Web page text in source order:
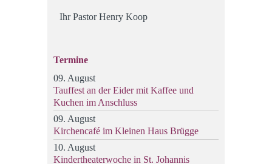
Ihr Pastor Henry Koop
Termine
09. August
Tauffest an der Eider mit Kaffee und
Kuchen im Anschluss
09. August
Kirchencafé im Kleinen Haus Brügge
10. August
Kindertheaterwoche in St. Johannis